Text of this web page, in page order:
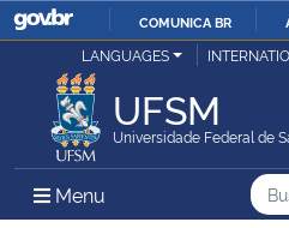
IR
COMUNICA BR
Ministério da Justiça e Segurança Pública
Ministério da Defesa
LANGUAGES
UFSM
Universidade Federal de
Menu Menu Principal do